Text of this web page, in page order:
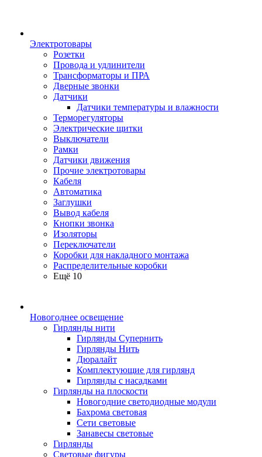
Электротовары
Розетки
Провода и удлинители
Трансформаторы и ПРА
Дверные звонки
Датчики
Датчики температуры и влажности
Терморегуляторы
Электрические щитки
Выключатели
Рамки
Датчики движения
Прочие электротовары
Кабеля
Автоматика
Заглушки
Вывод кабеля
Кнопки звонка
Изоляторы
Переключатели
Коробки для накладного монтажа
Распределительные коробки
Ещё 10
Новогоднее освещение
Гирлянды нити
Гирлянды Супернить
Гирлянды Нить
Дюралайт
Комплектующие для гирлянд
Гирлянды с насадками
Гирлянды на плоскости
Новогодние светодиодные модули
Бахрома световая
Сети световые
Занавесы световые
Гирлянды
Световые фигуры